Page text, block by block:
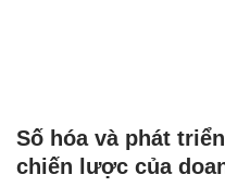
Số hóa và phát
chiến lược của